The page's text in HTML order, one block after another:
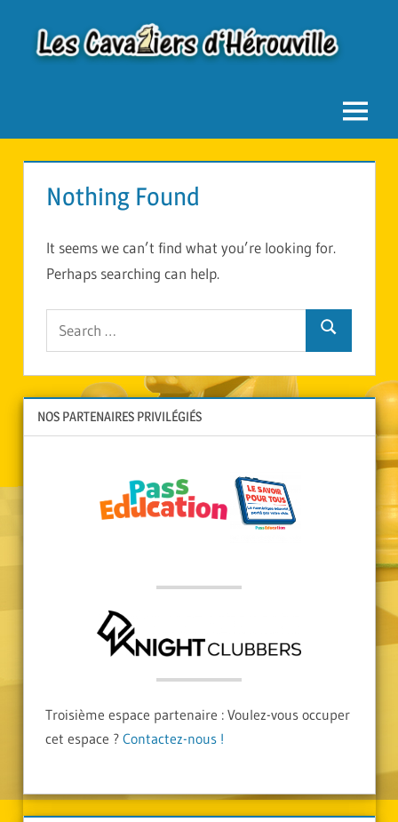
content
Les
d'Hérouville
Menu
Nothing Found
It seems we can’t find what you’re looking for.
Perhaps searching can help.
Search
for:
Search
NOS PARTENAIRES PRIVILÉGIÉS
Troisième espace partenaire : Voulez-vous occuper
cet espace ? Contactez-nous !